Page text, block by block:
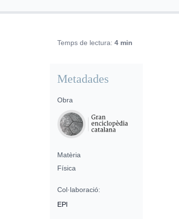
Temps de lectura: 4 min
Metadades
Obra
Matèria
Física
Col·laboració:
EPl